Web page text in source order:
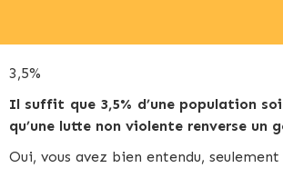
3,5%
Il suffit que 3,5% d’une population
qu’une lutte non violente renverse un
Oui, vous avez bien entendu, seulement